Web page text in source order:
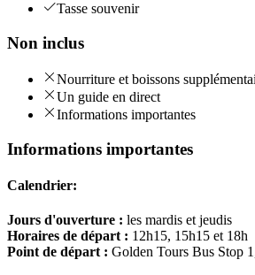
Tasse souvenir
Non inclus
Nourriture et boissons
Un guide en direct
Informations importantes
Informations importantes
Calendrier:
Jours d'ouverture : les mardis et jeudis
Horaires de départ : 12h15, 15h15 et 18h
Point de départ : Golden Tours Bus Stop